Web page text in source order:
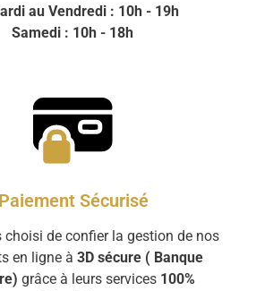
au Vendredi : 10h - 19h
Samedi : 10h - 18h
Paiement Sécurisé
choisi de confier la gestion de nos
en ligne à 3D sécure ( Banque
grâce à leurs services 100%